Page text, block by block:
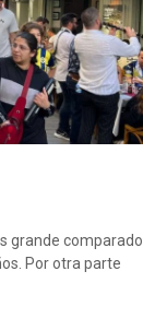
grande comparado
Por otra parte